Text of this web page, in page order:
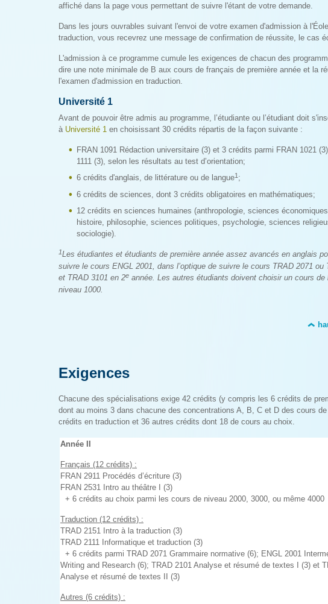
affiché dans la page vous permettant de suivre l'étant de votre demande.
Dans les jours ouvrables suivant l'envoi de votre examen d'admission à
traduction, vous recevrez une message de confirmation de réussite, le cas
L'admission à ce programme cumule les exigences de chacun des
dire une note minimale de B aux cours de français de première année et la
l'examen d'admission en traduction.
Université 1
Avant de pouvoir être admis au programme, l’étudiante ou l’étudiant doit
à Université 1 en choisissant 30 crédits répartis de la façon suivante :
FRAN 1091 Rédaction universitaire (3) et 3 crédits parmi FRAN 1021
1111 (3), selon les résultats au test d’orientation;
6 crédits d'anglais, de littérature ou de langue1 ;
6 crédits de sciences, dont 3 crédits obligatoires en mathématiques;
12 crédits en sciences humaines (anthropologie, sciences
histoire, philosophie, sciences politiques, psychologie, sciences
sociologie).
1Les étudiantes et étudiants de première année assez avancés en anglais
suivre le cours ENGL 2001, dans l’optique de suivre le cours TRAD 2071 ou
et TRAD 3101 en 2e année. Les autres étudiants doivent choisir un cours de
niveau 1000.
Exigences
Chacune des spécialisations exige 42 crédits (y compris les 6 crédits de
dont au moins 3 dans chacune des concentrations A, B, C et D des cours
crédits en traduction et 36 autres crédits dont 18 de cours au choix.
Année II
Français (12 crédits) :
FRAN 2911 Procédés d’écriture (3)
FRAN 2531 Intro au théâtre I (3)
+ 6 crédits au choix parmi les cours de niveau 2000, 3000, ou même 4000
Traduction (12 crédits) :
TRAD 2151 Intro à la traduction (3)
TRAD 2111 Informatique et traduction (3)
+ 6 crédits parmi TRAD 2071 Grammaire normative (6); ENGL 2001
Writing and Research (6); TRAD 2101 Analyse et résumé de textes I (3) et
Analyse et résumé de textes II (3)
Autres (6 crédits) :